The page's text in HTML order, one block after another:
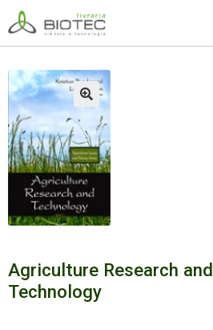
Pular
para
navegação
Pular
para
o
conteúdo
Agriculture Research and
Technology